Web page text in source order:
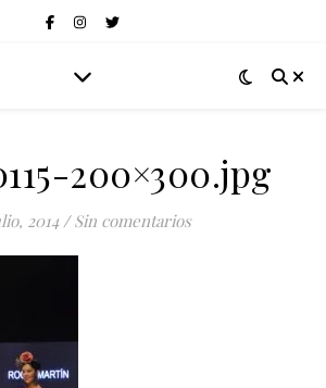
200×300.jpg
2014 / Sin comentarios